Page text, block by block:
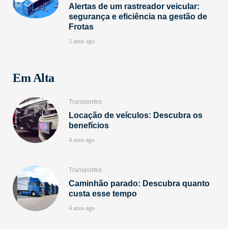
Alertas de um rastreador veicular:
segurança e eficiência na gestão de
Frotas
3 anos ago
Em Alta
Transportes
Locação de veículos: Descubra os
benefícios
4 anos ago
Transportes
Caminhão parado: Descubra quanto
custa esse tempo
4 anos ago